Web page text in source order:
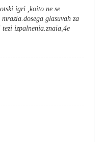
igri ,koito ne se
glasuvah za
tezi izpalnenia.znaia,4e